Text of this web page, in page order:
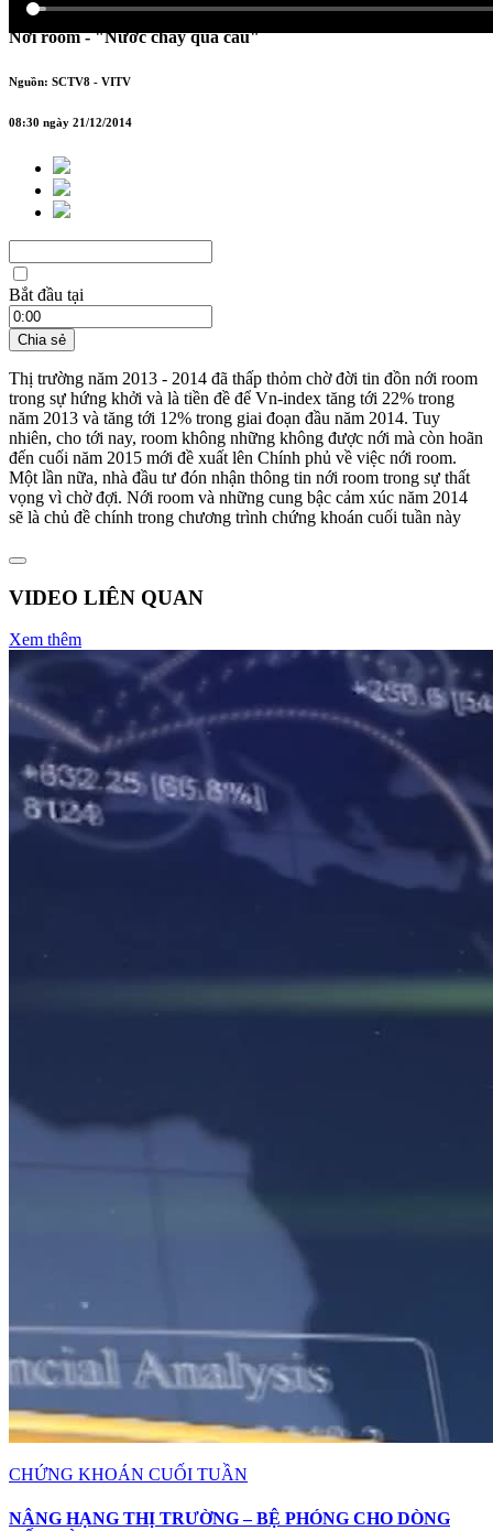
Nới room - "Nước chảy qua cầu"
Nguồn: SCTV8 - VITV
08:30 ngày 21/12/2014
Bắt đầu tại
Chia sẻ
Thị trường năm 2013 - 2014 đã thấp thỏm chờ đời tin đồn nới room
trong sự hứng khởi và là tiền đề để Vn-index tăng tới 22% trong
năm 2013 và tăng tới 12% trong giai đoạn đầu năm 2014. Tuy
nhiên, cho tới nay, room không những không được nới mà còn hoãn
đến cuối năm 2015 mới đề xuất lên Chính phủ về việc nới room.
Một lần nữa, nhà đầu tư đón nhận thông tin nới room trong sự thất
vọng vì chờ đợi. Nới room và những cung bậc cảm xúc năm 2014
sẽ là chủ đề chính trong chương trình chứng khoán cuối tuần này
VIDEO LIÊN QUAN
Xem thêm
CHỨNG KHOÁN CUỐI TUẦN
NÂNG HẠNG THỊ TRƯỜNG – BỆ PHÓNG CHO DÒNG